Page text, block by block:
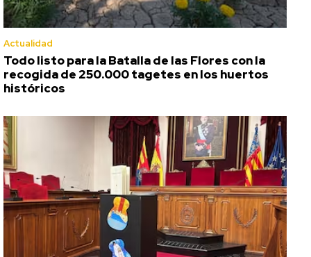
Actualidad
Todo listo para la Batalla de las Flores con la
recogida de 250.000 tagetes en los huertos
históricos